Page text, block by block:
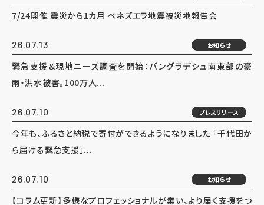
7/24開催 震災から1カ月 ベネズエラ地震被災地報告会
26.07.13 お知らせ
緊急支援＆現地ニーズ調査を開始：バングラデシュ南東部の豪
雨・洪水被害。100万人...
26.07.10 プレスリリース
今年も、ふるさと納税で寄付ができるようになりました 「千代田か
ら届ける緊急支援」...
26.07.10 お知らせ
【コラム更新】多様なプロフェッショナルが集い、より届く支援をつ